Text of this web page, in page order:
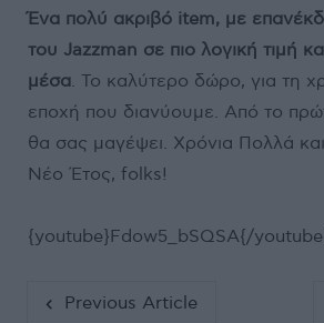
Ένα πολύ ακριβό item, με
του Jazzman σε πιο λογική τιμή
μέσα. Το καλύτερο δώρο, για τη
εποχή που διανύουμε. Από το
θα σας μαγέψει. Χρόνια Πολλά
Νέο Έτος, folks!
{youtube}Fdow5_bSQSA{/
Previous Article